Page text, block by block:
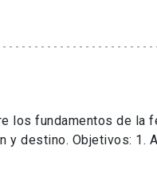
los fundamentos de la
y destino. Objetivos: 1.